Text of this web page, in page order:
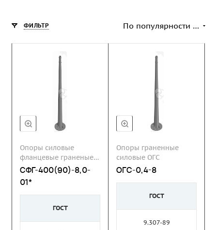
ФИЛЬТР По популярности (возрастание)
Опоры силовые
фланцевые граненые
СФГ
СФГ-400(90)-8,0-
01*
ГОСТ
Опоры граненные
силовые ОГС
ОГС-0,4-8
ГОСТ
9.307-89